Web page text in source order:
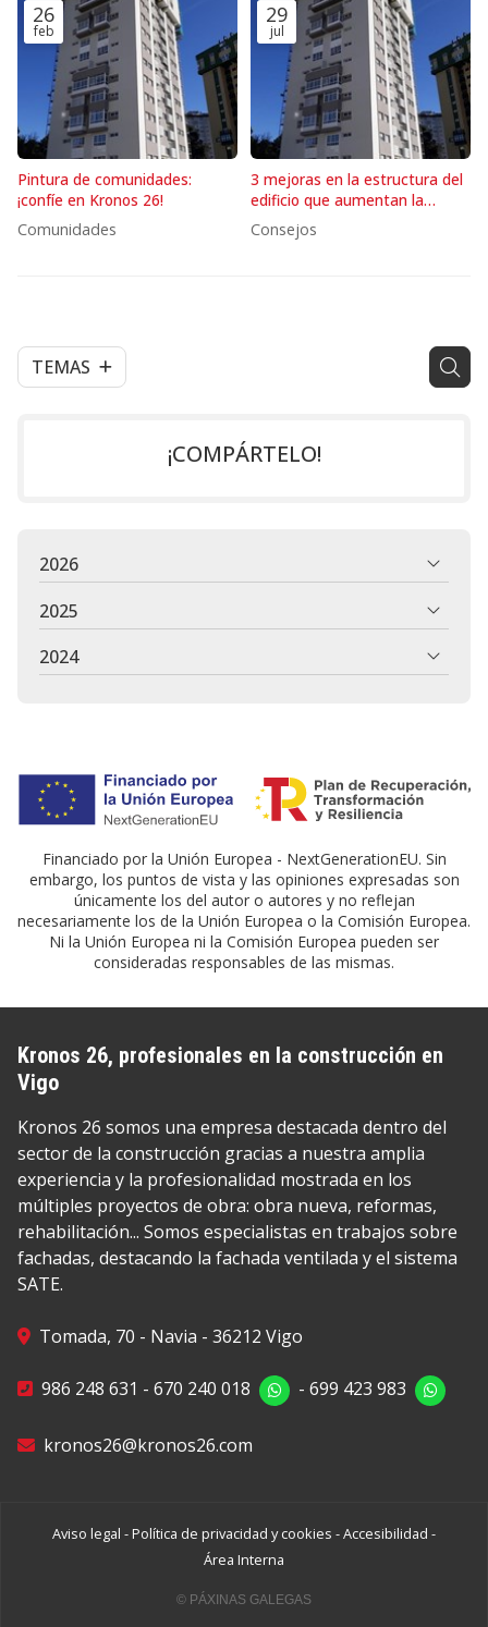
TEMAS
26
feb
Pintura de comunidades:
¡confíe en Kronos 26!
Comunidades
29
jul
3 mejoras en la estructura del
edificio que aumentan la
seguridad sísmica
Consejos
¡COMPÁRTELO!
2026
2025
2024
Financiado por la Unión Europea - NextGenerationEU. Sin
embargo, los puntos de vista y las opiniones expresadas son
únicamente los del autor o autores y no reflejan
necesariamente los de la Unión Europea o la Comisión Europea.
Ni la Unión Europea ni la Comisión Europea pueden ser
consideradas responsables de las mismas.
Kronos 26, profesionales en la construcción en
Vigo
Kronos 26 somos una empresa destacada dentro del
sector de la construcción gracias a nuestra amplia
experiencia y la profesionalidad mostrada en los
múltiples proyectos de obra: obra nueva, reformas,
rehabilitación... Somos especialistas en trabajos sobre
fachadas, destacando la fachada ventilada y el sistema
SATE.
Tomada, 70 - Navia - 36212 Vigo
986 248 631 - 670 240 018 - 699 423 983
kronos26@kronos26.com
Aviso legal -Política de privacidad y cookies -Accesibilidad -
Área Interna
© PÁXINAS GALEGAS